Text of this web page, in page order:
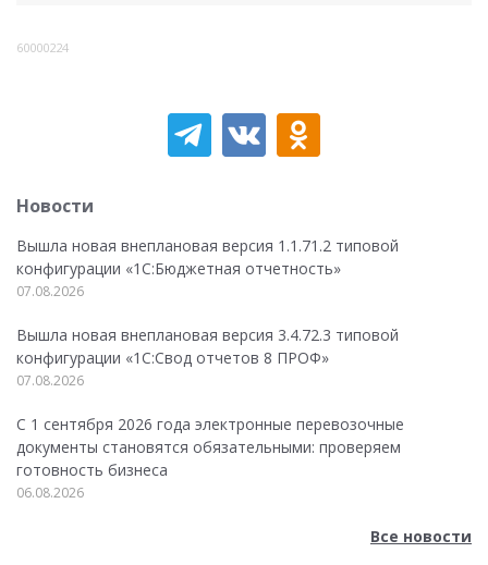
60000224
Новости
Вышла новая внеплановая версия 1.1.71.2 типовой
конфигурации «1C:Бюджетная отчетность»
07.08.2026
Вышла новая внеплановая версия 3.4.72.3 типовой
конфигурации «1C:Свод отчетов 8 ПРОФ»
07.08.2026
С 1 сентября 2026 года электронные перевозочные
документы становятся обязательными: проверяем
готовность бизнеса
06.08.2026
Все новости